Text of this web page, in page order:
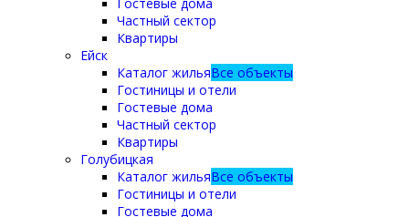
Частный сектор
Квартиры
Ейск
Каталог жильяВсе объекты
Гостиницы и отели
Гостевые дома
Частный сектор
Квартиры
Голубицкая
Каталог жильяВсе объекты
Гостиницы и отели
Гостевые дома